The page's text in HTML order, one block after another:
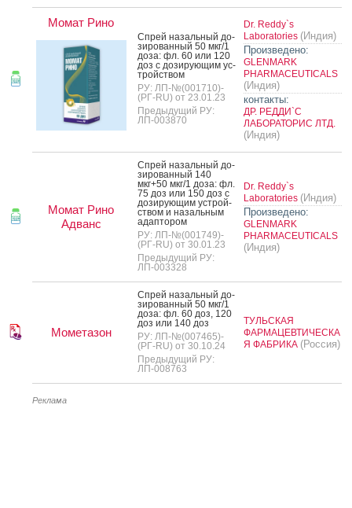
Момат Рино
Спрей на­заль­ный до­
зиро­ван­ный 50 мкг/1
до­за: фл. 60 или 120
доз с до­зиру­ющим ус­
трой­ством
РУ: ЛП-№(001710)-
(РГ-RU) от 23.01.23
Предыдущий РУ:
ЛП-003870
Dr. Reddy`s
Laboratories (Индия)
Произведено:
GLENMARK
PHARMACEUTICALS
(Индия)
контакты:
ДР. РЕДДИ`С
ЛАБОРАТОРИС ЛТД.
(Индия)
Момат Рино
Адванс
Спрей на­заль­ный до­
зиро­ван­ный 140
мкг+50 мкг/1 до­за: фл.
75 доз или 150 доз с
до­зиру­ющим ус­трой­
ством и на­заль­ным
адап­то­ром
РУ: ЛП-№(001749)-
(РГ-RU) от 30.01.23
Предыдущий РУ:
ЛП-003328
Dr. Reddy`s
Laboratories (Индия)
Произведено:
GLENMARK
PHARMACEUTICALS
(Индия)
Мометазон
Спрей на­заль­ный до­
зиро­ван­ный 50 мкг/1
до­за: фл. 60 доз, 120
доз или 140 доз
РУ: ЛП-№(007465)-
(РГ-RU) от 30.10.24
Предыдущий РУ:
ЛП-008763
ТУЛЬСКАЯ
ФАРМАЦЕВТИЧЕСКА
Я ФАБРИКА (Россия)
Реклама